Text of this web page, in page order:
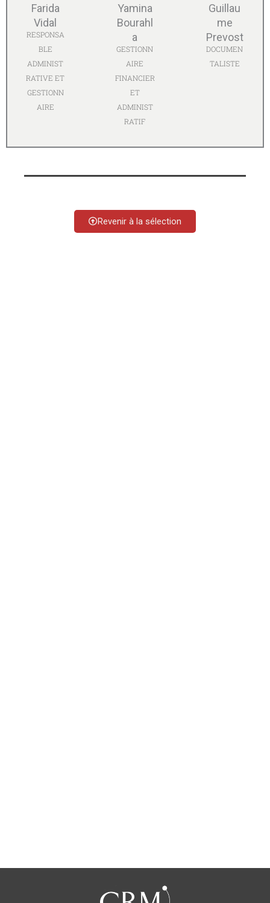
Farida
Vidal
RESPONSA
BLE
ADMINIST
RATIVE ET
GESTIONN
AIRE
Yamina
Bourahl
a
GESTIONN
AIRE
FINANCIER
ET
ADMINIST
RATIF
Guillau
me
Prevost
DOCUMEN
TALISTE
Revenir à la sélection